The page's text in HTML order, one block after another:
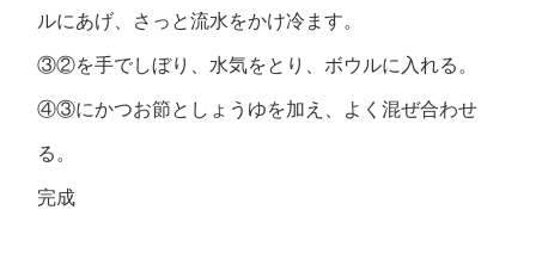
ルにあげ、さっと流水をかけ冷ます。
③②を手でしぼり、水気をとり、ボウルに入れる。
④③にかつお節としょうゆを加え、よく混ぜ合わせ
る。
完成